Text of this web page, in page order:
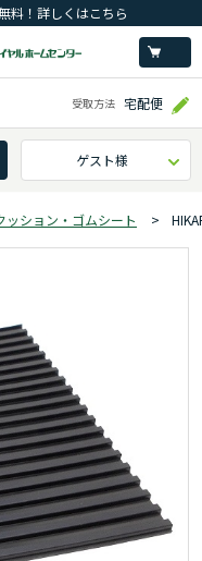
料！詳しくはこちら
受取方法 宅配便
ゲスト様
ッション・ゴムシート >